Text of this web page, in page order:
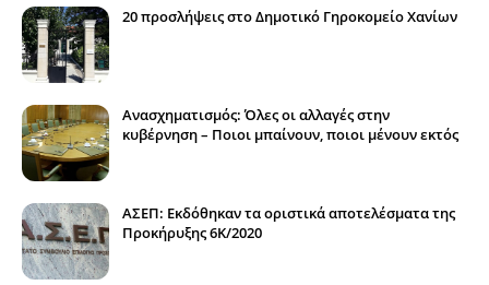
20 προσλήψεις στο Δημοτικό Γηροκομείο Χανίων
Ανασχηματισμός: Όλες οι αλλαγές στην
κυβέρνηση – Ποιοι μπαίνουν, ποιοι μένουν εκτός
ΑΣΕΠ: Εκδόθηκαν τα οριστικά αποτελέσματα της
Προκήρυξης 6Κ/2020